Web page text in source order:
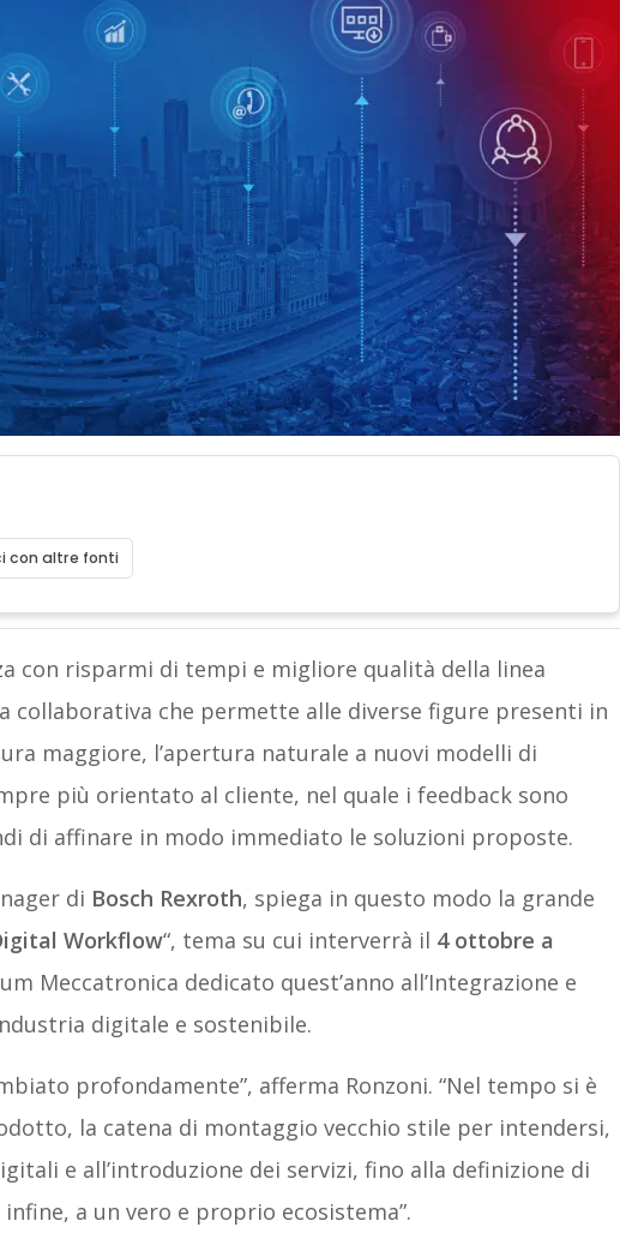
con altre fonti
con risparmi di tempi e migliore qualità della linea
collaborativa che permette alle diverse figure presenti in
maggiore, l’apertura naturale a nuovi modelli di
più orientato al cliente, nel quale i feedback sono
di affinare in modo immediato le soluzioni proposte.
di Bosch Rexroth, spiega in questo modo la grande
Workflow“, tema su cui interverrà il 4 ottobre a
Meccatronica dedicato quest’anno all’Integrazione e
digitale e sostenibile.
profondamente”, afferma Ronzoni. “Nel tempo si è
la catena di montaggio vecchio stile per intendersi,
e all’introduzione dei servizi, fino alla definizione di
infine, a un vero e proprio ecosistema”.